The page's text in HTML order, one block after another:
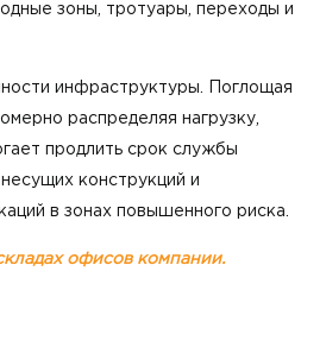
зоны, тротуары, переходы и
инфраструктуры. Поглощая
распределяя нагрузку,
продлить срок службы
конструкций и
в зонах повышенного риска.
офисов компании.